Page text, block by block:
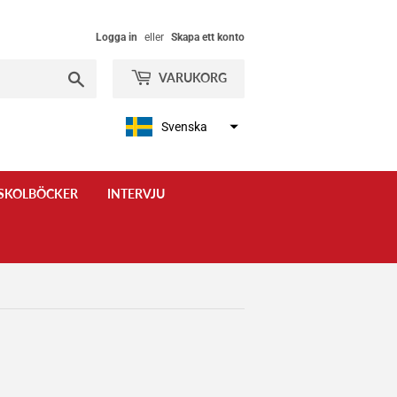
Logga in eller Skapa ett konto
VARUKORG
Svenska
INTERVJU